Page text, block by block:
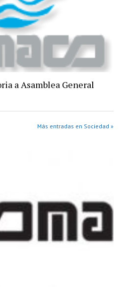
a Asamblea General
Más entradas en Sociedad »